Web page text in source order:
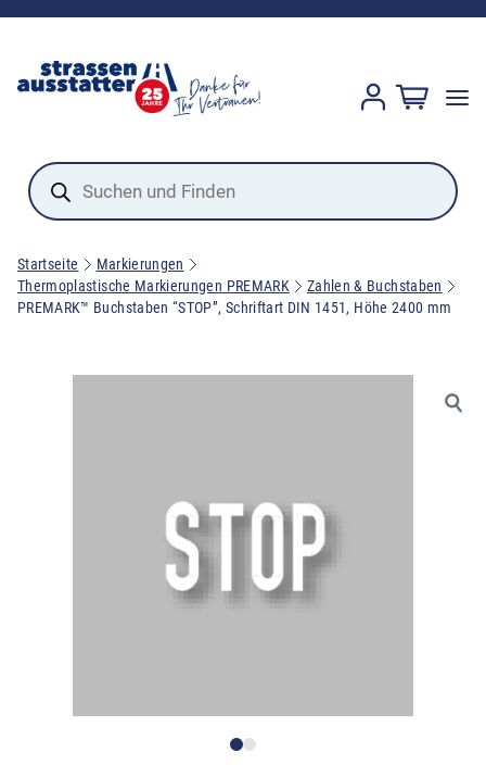
Products
search
Startseite
Markierungen
Thermoplastische Markierungen PREMARK
Zahlen & Buchstaben
PREMARK™ Buchstaben “STOP”, Schriftart DIN 1451, Höhe 2400 mm